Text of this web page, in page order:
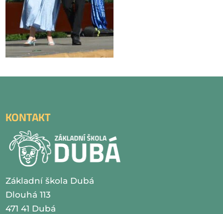
KONTAKT
Základní škola Dubá
Dlouhá 113
471 41 Dubá